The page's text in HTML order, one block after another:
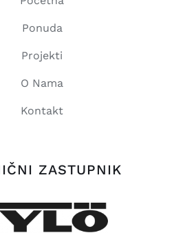
Ponuda
Projekti
O Nama
Kontakt
ZASTUPNIK